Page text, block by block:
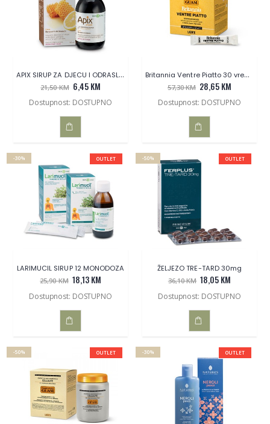
APIX SIRUP ZA DJECU I ODRASLE 150 ml
21,50 KM 6,45 KM
Dostupnost: DOSTUPNO
U
KOŠARICU
Britannia Ventre Piatto 30 vrećica
57,30 KM 28,65 KM
Dostupnost: DOSTUPNO
U
LARIMUCIL SIRUP 12 MONODOZA
25,90 KM 18,13 KM
-30% OUTLET
Dostupnost: DOSTUPNO
KOŠARICU
ŽELJEZO TRE-TARD 30mg
36,10 KM 18,05 KM
-50% OUTLET
Dostupnost: DOSTUPNO
U
KOŠARICU
-50% OUTLET -30% OUTLET